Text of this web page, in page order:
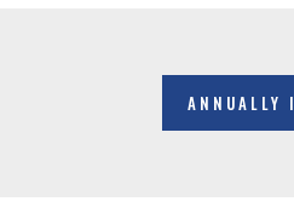
ANNUALLY